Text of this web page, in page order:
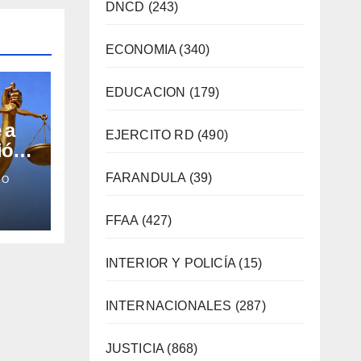
a
DNCD (243)
ECONOMIA (340)
EDUCACION (179)
EJERCITO RD (490)
FARANDULA (39)
FFAA (427)
INTERIOR Y POLICÍA (15)
INTERNACIONALES (287)
JUSTICIA (868)